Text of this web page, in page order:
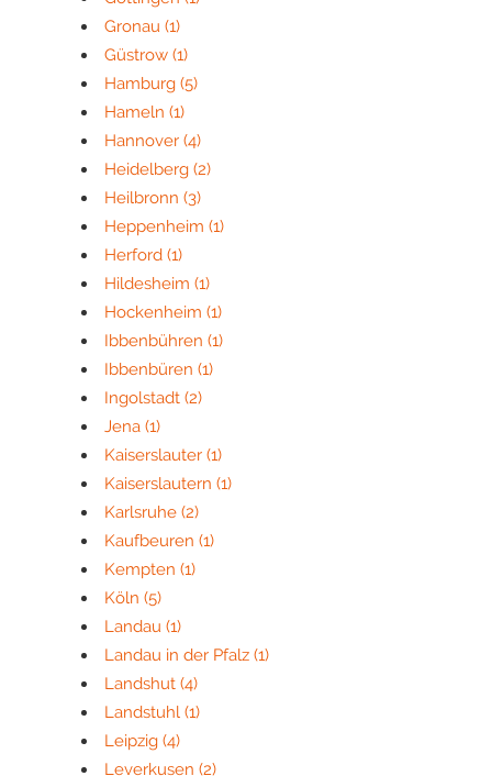
Gronau (1)
Güstrow (1)
Hamburg (5)
Hameln (1)
Hannover (4)
Heidelberg (2)
Heilbronn (3)
Heppenheim (1)
Herford (1)
Hildesheim (1)
Hockenheim (1)
Ibbenbühren (1)
Ibbenbüren (1)
Ingolstadt (2)
Jena (1)
Kaiserslauter (1)
Kaiserslautern (1)
Karlsruhe (2)
Kaufbeuren (1)
Kempten (1)
Köln (5)
Landau (1)
Landau in der Pfalz (1)
Landshut (4)
Landstuhl (1)
Leipzig (4)
Leverkusen (2)